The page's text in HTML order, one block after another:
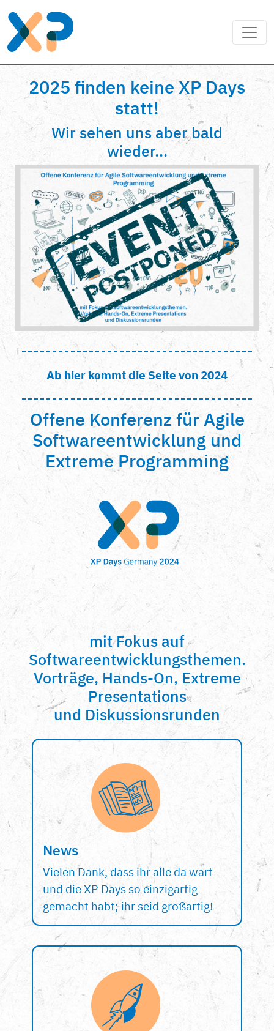
2025 finden keine XP Days
statt!
Wir sehen uns aber bald
wieder...
Ab hier kommt die Seite von 2024
Offene Konferenz für Agile
Softwareentwicklung und
Extreme Programming
mit Fokus auf
Softwareentwicklungsthemen.
Vorträge, Hands-On, Extreme
Presentations
und Diskussionsrunden
News
Vielen Dank, dass ihr alle da wart
und die XP Days so einzigartig
gemacht habt; ihr seid großartig!